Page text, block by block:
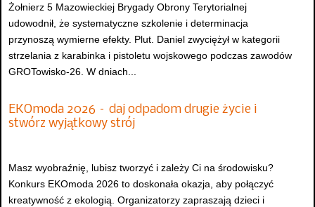
Żołnierz 5 Mazowieckiej Brygady Obrony Terytorialnej
udowodnił, że systematyczne szkolenie i determinacja
przynoszą wymierne efekty. Plut. Daniel zwyciężył w kategorii
strzelania z karabinka i pistoletu wojskowego podczas zawodów
GROTowisko-26. W dniach...
EKOmoda 2026 – daj odpadom drugie życie i
stwórz wyjątkowy strój
Masz wyobraźnię, lubisz tworzyć i zależy Ci na środowisku?
Konkurs EKOmoda 2026 to doskonała okazja, aby połączyć
kreatywność z ekologią. Organizatorzy zapraszają dzieci i